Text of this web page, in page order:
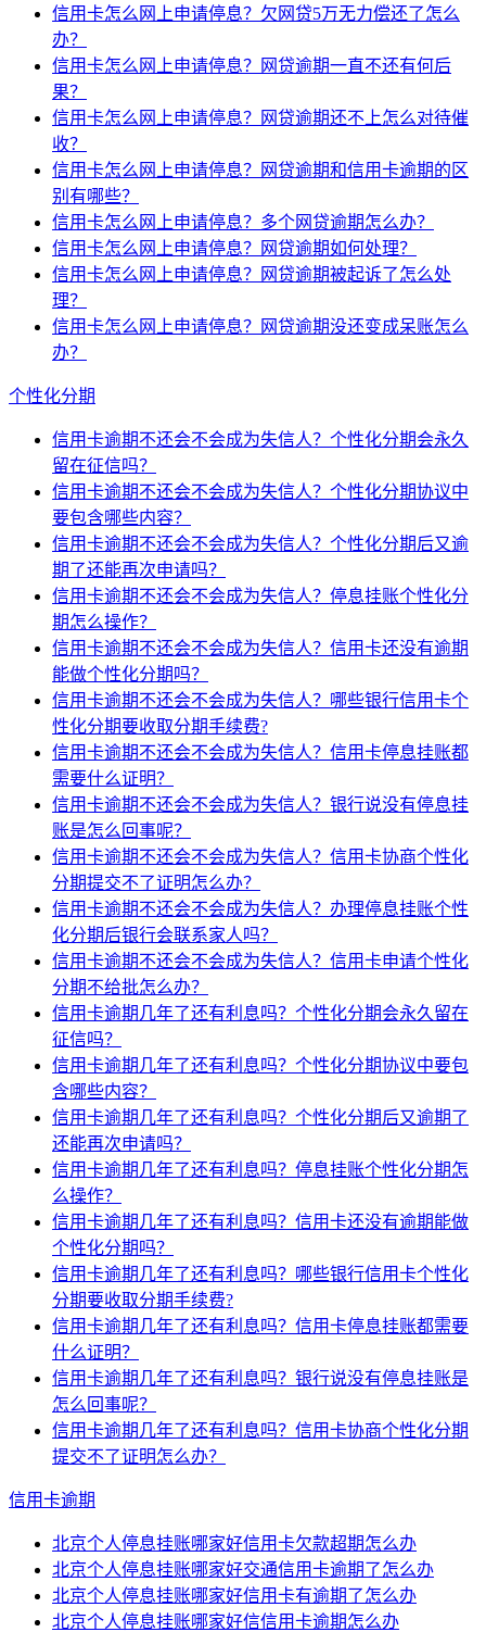
信用卡怎么网上申请停息？欠网贷5万无力偿还了怎么
办？
信用卡怎么网上申请停息？网贷逾期一直不还有何后
果？
信用卡怎么网上申请停息？网贷逾期还不上怎么对待催
收？
信用卡怎么网上申请停息？网贷逾期和信用卡逾期的区
别有哪些？
信用卡怎么网上申请停息？多个网贷逾期怎么办？
信用卡怎么网上申请停息？网贷逾期如何处理？
信用卡怎么网上申请停息？网贷逾期被起诉了怎么处
理？
信用卡怎么网上申请停息？网贷逾期没还变成呆账怎么
办？
个性化分期
信用卡逾期不还会不会成为失信人？个性化分期会永久
留在征信吗？
信用卡逾期不还会不会成为失信人？个性化分期协议中
要包含哪些内容？
信用卡逾期不还会不会成为失信人？个性化分期后又逾
期了还能再次申请吗？
信用卡逾期不还会不会成为失信人？停息挂账个性化分
期怎么操作？
信用卡逾期不还会不会成为失信人？信用卡还没有逾期
能做个性化分期吗？
信用卡逾期不还会不会成为失信人？哪些银行信用卡个
性化分期要收取分期手续费?
信用卡逾期不还会不会成为失信人？信用卡停息挂账都
需要什么证明？
信用卡逾期不还会不会成为失信人？银行说没有停息挂
账是怎么回事呢？
信用卡逾期不还会不会成为失信人？信用卡协商个性化
分期提交不了证明怎么办？
信用卡逾期不还会不会成为失信人？办理停息挂账个性
化分期后银行会联系家人吗？
信用卡逾期不还会不会成为失信人？信用卡申请个性化
分期不给批怎么办？
信用卡逾期几年了还有利息吗？个性化分期会永久留在
征信吗？
信用卡逾期几年了还有利息吗？个性化分期协议中要包
含哪些内容？
信用卡逾期几年了还有利息吗？个性化分期后又逾期了
还能再次申请吗？
信用卡逾期几年了还有利息吗？停息挂账个性化分期怎
么操作？
信用卡逾期几年了还有利息吗？信用卡还没有逾期能做
个性化分期吗？
信用卡逾期几年了还有利息吗？哪些银行信用卡个性化
分期要收取分期手续费?
信用卡逾期几年了还有利息吗？信用卡停息挂账都需要
什么证明？
信用卡逾期几年了还有利息吗？银行说没有停息挂账是
怎么回事呢？
信用卡逾期几年了还有利息吗？信用卡协商个性化分期
提交不了证明怎么办？
信用卡逾期
北京个人停息挂账哪家好信用卡欠款超期怎么办
北京个人停息挂账哪家好交通信用卡逾期了怎么办
北京个人停息挂账哪家好信用卡有逾期了怎么办
北京个人停息挂账哪家好信信用卡逾期怎么办